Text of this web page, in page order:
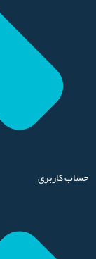
حساب کاربری